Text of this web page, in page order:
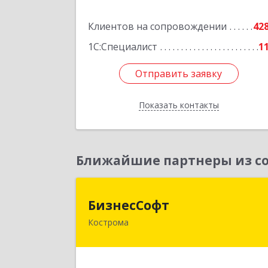
Клиентов на сопровождении
1С:Специалист
11
Отправить заявку
Показать контакты
Отправить заявку
Назад
Ближайшие партнеры из
БизнесСофт
Кострома
156016, Костромская обл, Кострома г,